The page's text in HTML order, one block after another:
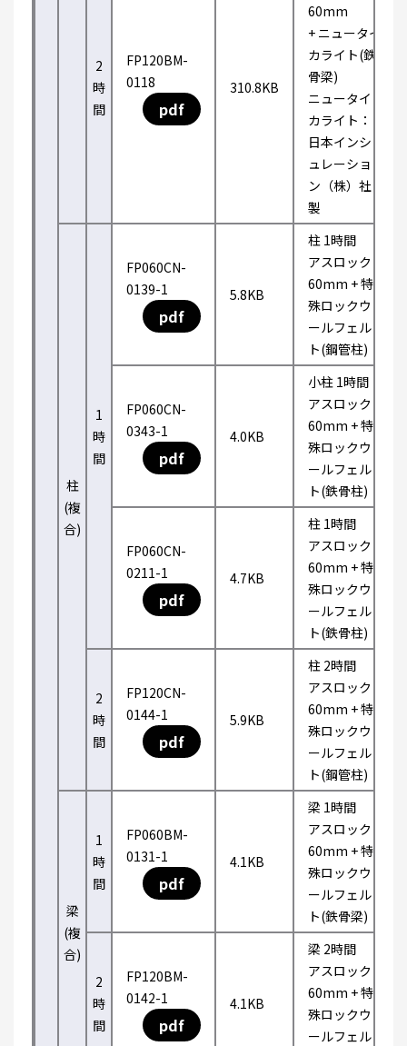
2
時
間
FP120BM-
0118
pdf
310.8KB
60mm
+ ニュータイ
カライト(鉄
骨梁)
ニュータイ
カライト：
日本インシ
ュレーショ
ン（株）社
製
柱
(複
合)
1
時
間
FP060CN-
0139-1
pdf
5.8KB
柱 1時間
アスロック
60mm + 特
殊ロックウ
ールフェル
ト(鋼管柱)
FP060CN-
0343-1
pdf
4.0KB
小柱 1時間
アスロック
60mm + 特
殊ロックウ
ールフェル
ト(鉄骨柱)
FP060CN-
0211-1
pdf
4.7KB
柱 1時間
アスロック
60mm + 特
殊ロックウ
ールフェル
ト(鉄骨柱)
2
時
間
FP120CN-
0144-1
pdf
5.9KB
柱 2時間
アスロック
60mm + 特
殊ロックウ
ールフェル
ト(鋼管柱)
梁
(複
合)
1
時
間
FP060BM-
0131-1
pdf
4.1KB
梁 1時間
アスロック
60mm + 特
殊ロックウ
ールフェル
ト(鉄骨梁)
2
時
間
FP120BM-
0142-1
pdf
4.1KB
梁 2時間
アスロック
60mm + 特
殊ロックウ
ールフェル